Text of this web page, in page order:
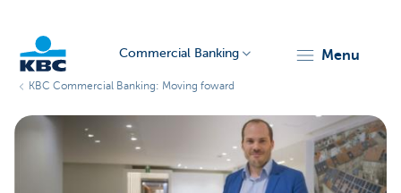
Commercial Banking menu
KBC Commercial Banking: Moving foward